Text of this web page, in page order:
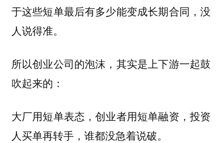
于这些短单最后有多少能变成长期合同，没
人说得准。
所以创业公司的泡沫，其实是上下游一起鼓
吹起来的：
大厂用短单表态，创业者用短单融资，投资
人买单再转手，谁都没急着说破。